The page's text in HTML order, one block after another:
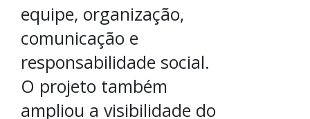
equipe, organização,
comunicação e
responsabilidade social.
O projeto também
ampliou a visibilidade do